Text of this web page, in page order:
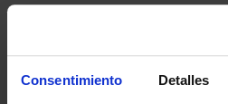
Consentimiento Detalles
BERRIAK
Egin bat gure harmaila birtualarekin
azken albiste eta promozioen berri